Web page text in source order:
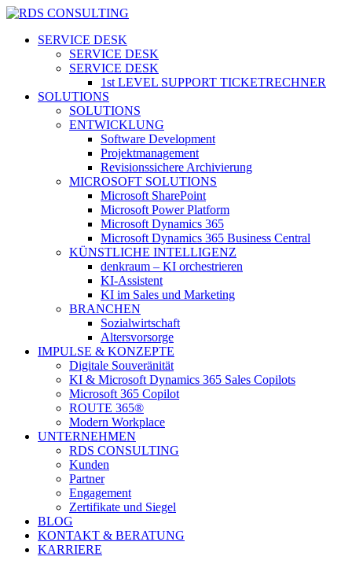
Skip
main
search
Menu
SERVICE DESK
SERVICE DESK
SERVICE DESK
1st LEVEL SUPPORT TICKETRECHNER
SOLUTIONS
SOLUTIONS
ENTWICKLUNG
Software Development
Projektmanagement
Revisionssichere Archivierung
MICROSOFT SOLUTIONS
Microsoft SharePoint
Microsoft Power Platform
Microsoft Dynamics 365
Microsoft Dynamics 365 Business Central
KÜNSTLICHE INTELLIGENZ
denkraum – KI orchestrieren
KI-Assistent
KI im Sales und Marketing
BRANCHEN
Sozialwirtschaft
Altersvorsorge
IMPULSE & KONZEPTE
Digitale Souveränität
KI & Microsoft Dynamics 365 Sales Copilots
Microsoft 365 Copilot
ROUTE 365®
Modern Workplace
UNTERNEHMEN
RDS CONSULTING
Kunden
Partner
Engagement
Zertifikate und Siegel
BLOG
KONTAKT & BERATUNG
KARRIERE